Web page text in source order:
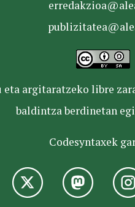
argitaratzeko libre
baldintza berdinetan
Codesyntaxek